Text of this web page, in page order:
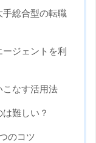
手総合型の転職
ジェントを利
こなす活用法
難しい？
のコツ